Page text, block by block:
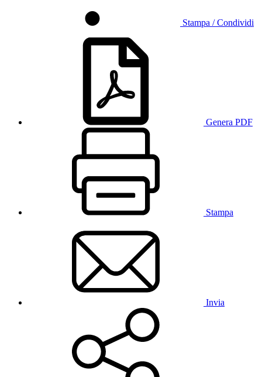
Stampa / Condividi
Genera PDF
Stampa
Invia